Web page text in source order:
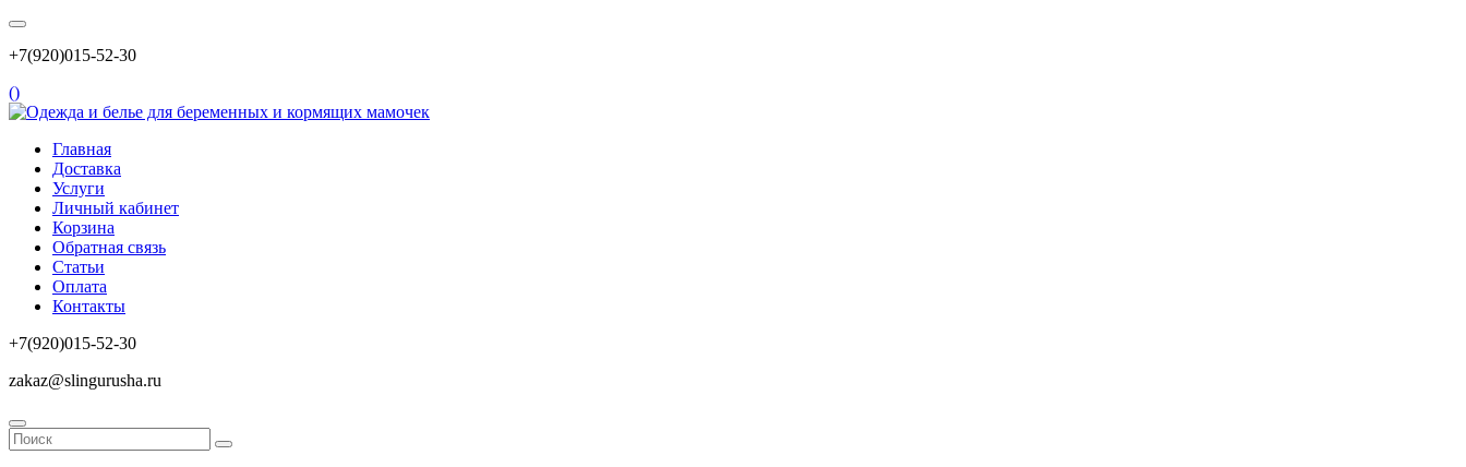
+7(920)015-52-30
()
Главная
Доставка
Услуги
Личный кабинет
Корзина
Обратная связь
Статьи
Оплата
Контакты
+7(920)015-52-30
zakaz@slingurusha.ru